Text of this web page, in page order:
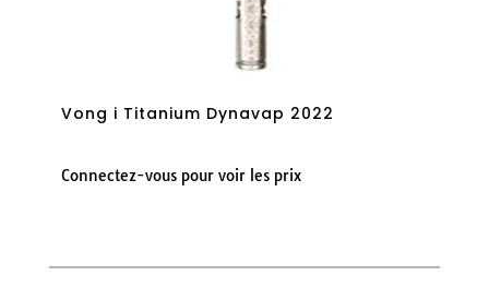
Vong i Titanium Dynavap 2022
Connectez-vous pour voir les prix